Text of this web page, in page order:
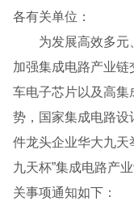
各有关单位：
为发展高效多元、
加强集成电路产业
车电子芯片以及高集
势，国家集成电路
件龙头企业华大九天
九天杯”集成电路产
关事项通知如下：